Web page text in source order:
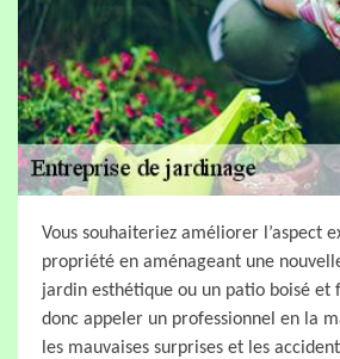
Vous souhaiteriez améliorer l’aspect
propriété en aménageant une
jardin esthétique ou un patio boisé et
donc appeler un professionnel en la
les mauvaises surprises et les